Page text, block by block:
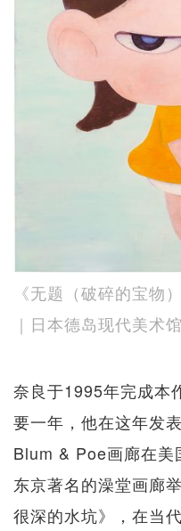
《无题（破碎的宝物
｜日本德岛现代美术
奈良于1995年完成本
要一年，他在这年发
Blum & Poe画廊在美
东京著名的澡堂画廊
很深的水坑》，在当